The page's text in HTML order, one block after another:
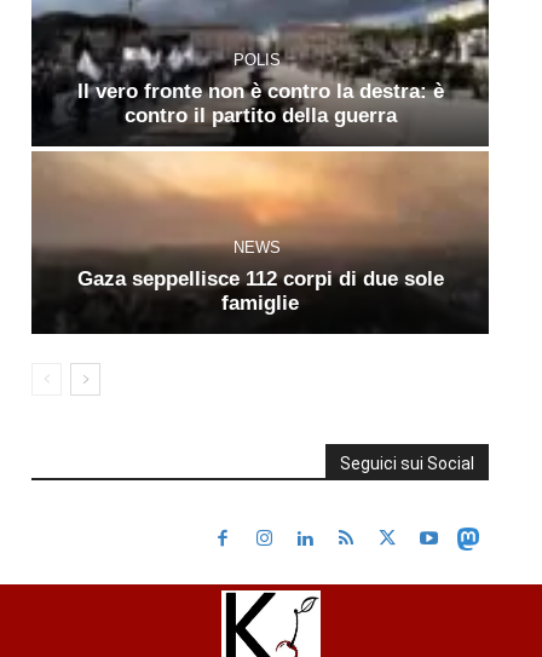
POLIS
Il vero fronte non è contro la destra: è
contro il partito della guerra
NEWS
Gaza seppellisce 112 corpi di due sole
famiglie
Seguici sui Social